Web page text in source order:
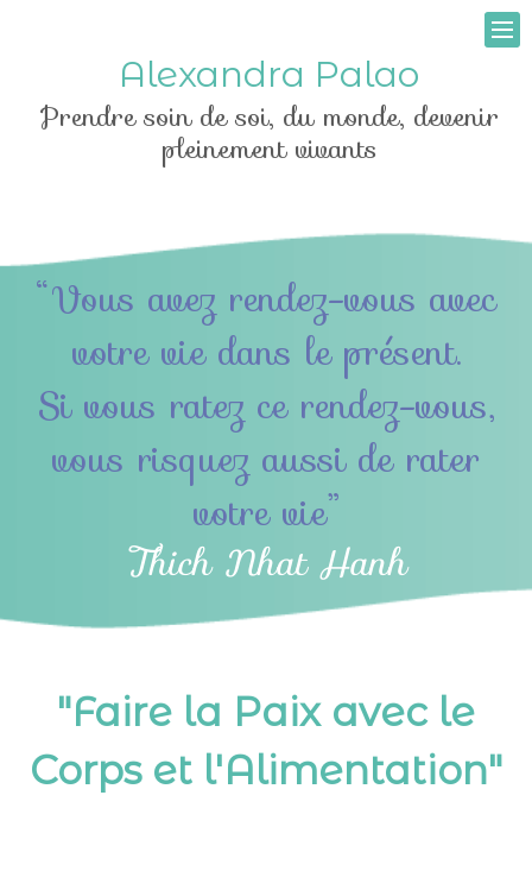
Alexandra Palao
Prendre soin de soi, du monde, devenir
pleinement vivants
“Vous avez rendez-vous avec
votre vie dans le présent.
Si vous ratez ce rendez-vous,
vous risquez aussi de rater
votre vie”
Thich Nhat Hanh
"Faire la Paix avec le
Corps et l'Alimentation"